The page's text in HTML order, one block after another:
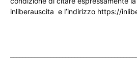
inliberauscita e l’indirizzo https://